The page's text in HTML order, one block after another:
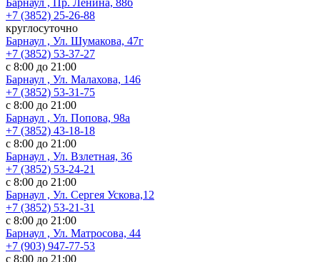
+7 (3852) 25-26-88
круглосуточно
Барнаул , Ул. Шумакова, 47г
+7 (3852) 53-37-27
с 8:00 до 21:00
Барнаул , Ул. Малахова, 146
+7 (3852) 53-31-75
с 8:00 до 21:00
Барнаул , Ул. Попова, 98а
+7 (3852) 43-18-18
с 8:00 до 21:00
Барнаул , Ул. Взлетная, 36
+7 (3852) 53-24-21
с 8:00 до 21:00
Барнаул , Ул. Сергея Ускова,12
+7 (3852) 53-21-31
с 8:00 до 21:00
Барнаул , Ул. Матросова, 44
+7 (903) 947-77-53
с 8:00 до 21:00